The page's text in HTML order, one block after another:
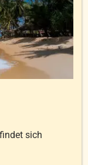
weich
sich